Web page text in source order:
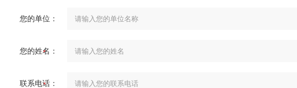
您的单位：
您的姓名：
联系电话：